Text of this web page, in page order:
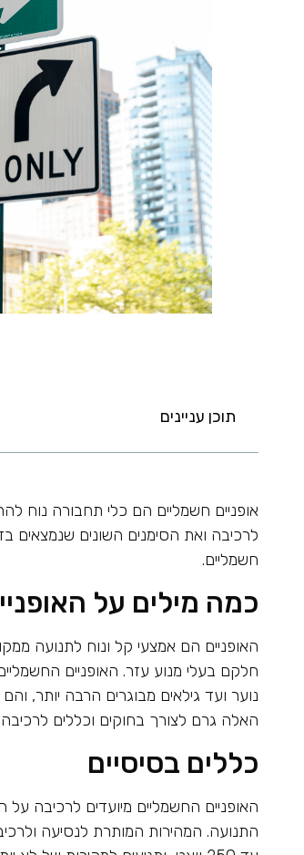
תוכן עניינים
אופניים חשמליים הם כלי תחבורה נוח
לרכיבה ואת הסימנים השונים שנמצאים
חשמליים.
כמה מילים על
האופניים הם אמצעי קל ונוח לתנועה
חלקם בעלי מנוע עזר. האופניים
נוער ועד גילאים מבוגרים הרבה יותר,
האלה גרם לצורך בחוקים וכללים
כללים בסיסיים
האופניים החשמליים מיועדים לרכיבה
התנועה. המהירות המותרת לנסיעה